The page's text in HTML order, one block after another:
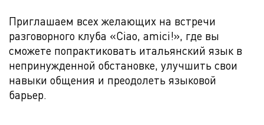
Приглашаем всех желающих на встречи
разговорного клуба «Ciao, amici!», где вы
сможете попрактиковать итальянский язык в
непринужденной обстановке, улучшить свои
навыки общения и преодолеть языковой
барьер.